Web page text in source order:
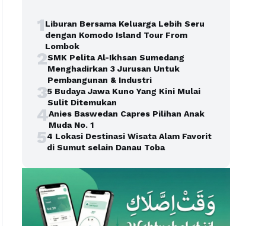
1Liburan Bersama Keluarga Lebih Seru
dengan Komodo Island Tour From
Lombok
2SMK Pelita Al-Ikhsan Sumedang
Menghadirkan 3 Jurusan Untuk
Pembangunan & Industri
35 Budaya Jawa Kuno Yang Kini Mulai
Sulit Ditemukan
4Anies Baswedan Capres Pilihan Anak
Muda No. 1
54 Lokasi Destinasi Wisata Alam Favorit
di Sumut selain Danau Toba